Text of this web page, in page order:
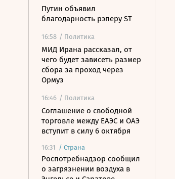
Путин объявил
благодарность рэперу ST
16:58 / Политика
МИД Ирана рассказал, от
чего будет зависеть размер
сбора за проход через
Ормуз
16:46 / Политика
Соглашение о свободной
торговле между ЕАЭС и ОАЭ
вступит в силу 6 октября
16:31 / Страна
Роспотребнадзор сообщил
о загрязнении воздуха в